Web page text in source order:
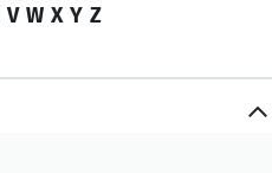
V W X Y Z